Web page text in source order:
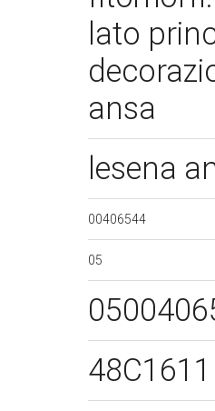
lato
ansa
lesena
00406544
05